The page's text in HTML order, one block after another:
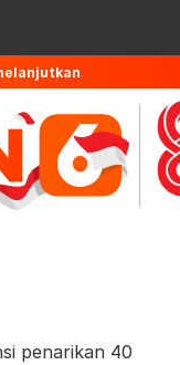
penarikan 40